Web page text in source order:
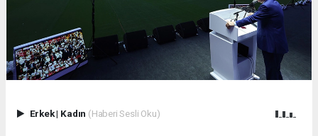
Erkek| Kadın (Haberi Sesli Oku)